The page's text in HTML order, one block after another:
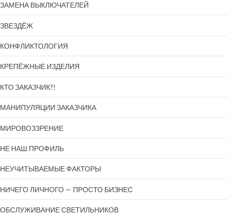
ЗАМЕНА ВЫКЛЮЧАТЕЛЕЙ
ЗВЕЗДЁЖ
КОНФЛИКТОЛОГИЯ
КРЕПЁЖНЫЕ ИЗДЕЛИЯ
КТО ЗАКАЗЧИК?!
МАНИПУЛЯЦИИ ЗАКАЗЧИКА
МИРОВОЗЗРЕНИЕ
НЕ НАШ ПРОФИЛЬ
НЕУЧИТЫВАЕМЫЕ ФАКТОРЫ
НИЧЕГО ЛИЧНОГО — ПРОСТО БИЗНЕС
ОБСЛУЖИВАНИЕ СВЕТИЛЬНИКОВ